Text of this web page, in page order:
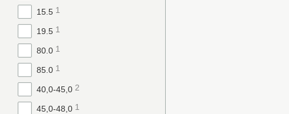
15.5 1
19.5 1
80.0 1
85.0 1
40,0-45,0 2
45,0-48,0 1